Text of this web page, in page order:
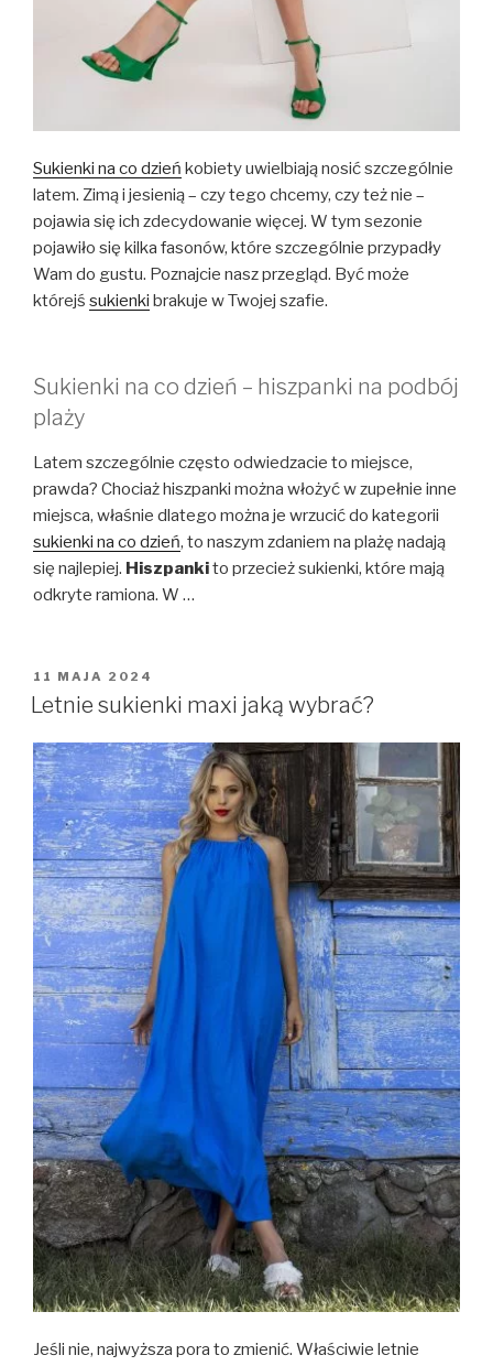
Sukienki na co dzień kobiety uwielbiają nosić szczególnie
latem. Zimą i jesienią – czy tego chcemy, czy też nie –
pojawia się ich zdecydowanie więcej. W tym sezonie
pojawiło się kilka fasonów, które szczególnie przypadły
Wam do gustu. Poznajcie nasz przegląd. Być może
którejś sukienki brakuje w Twojej szafie.
Sukienki na co dzień – hiszpanki na podbój
plaży
Latem szczególnie często odwiedzacie to miejsce,
prawda? Chociaż hiszpanki można włożyć w zupełnie inne
miejsca, właśnie dlatego można je wrzucić do kategorii
sukienki na co dzień, to naszym zdaniem na plażę nadają
się najlepiej. Hiszpankito przecież sukienki, które mają
odkryte ramiona. W …
OPUBLIKOWANE
W
11 MAJA 2024
Letnie sukienki maxi jaką wybrać?
Jeśli nie, najwyższa pora to zmienić. Właściwie letnie